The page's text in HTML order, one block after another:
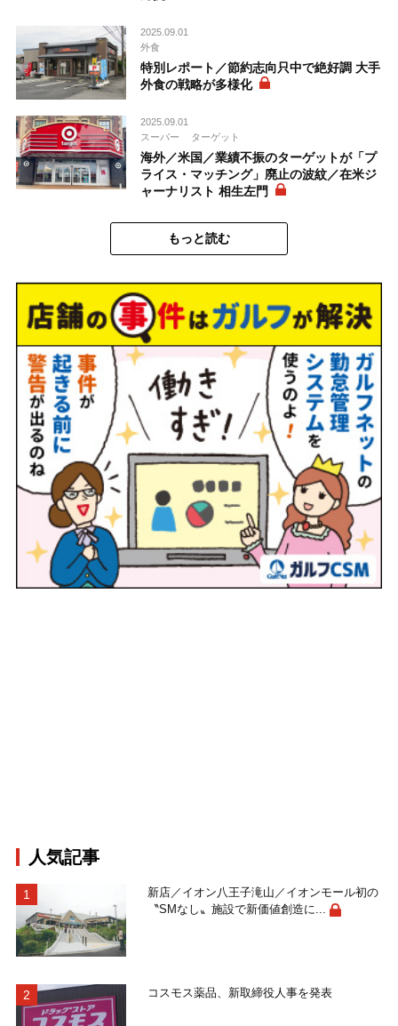
2025.09.01
外食
特別レポート／節約志向只中で絶好調 大手
外食の戦略が多様化
2025.09.01
スーパー
ターゲット
海外／米国／業績不振のターゲットが「プ
ライス・マッチング」廃止の波紋／在米ジ
ャーナリスト 相生左門
もっと読む
人気記事
新店／イオン八王子滝山／イオンモール初の
〝SMなし〟施設で新価値創造に...
コスモス薬品、新取締役人事を発表